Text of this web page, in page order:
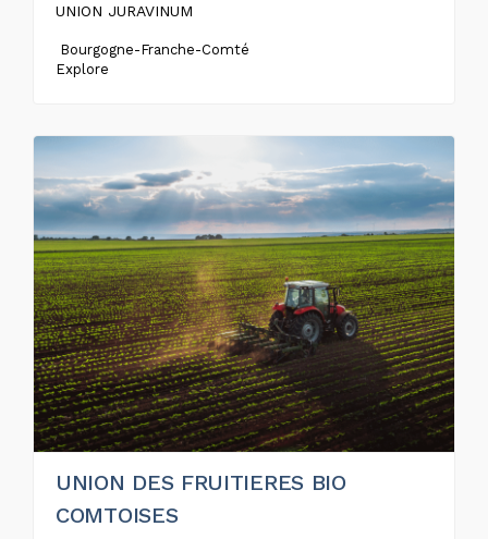
UNION JURAVINUM
Bourgogne-Franche-Comté
Explore
UNION DES FRUITIERES BIO
COMTOISES